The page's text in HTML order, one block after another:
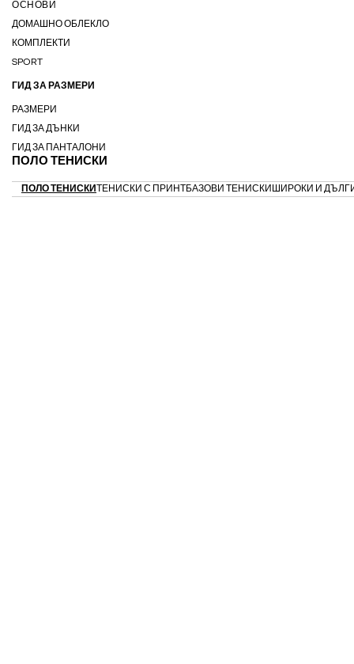
ОСНОВИ
ДОМАШНО ОБЛЕКЛО
КОМПЛЕКТИ
SPORT
ГИД ЗА РАЗМЕРИ
РАЗМЕРИ
ГИД ЗА ДЪНКИ
ГИД ЗА ПАНТАЛОНИ
ПОЛО ТЕНИСКИ
ПОЛО ТЕНИСКИ ТЕНИСКИ С ПРИНТ БАЗОВИ ТЕНИСКИ ШИРОКИ И